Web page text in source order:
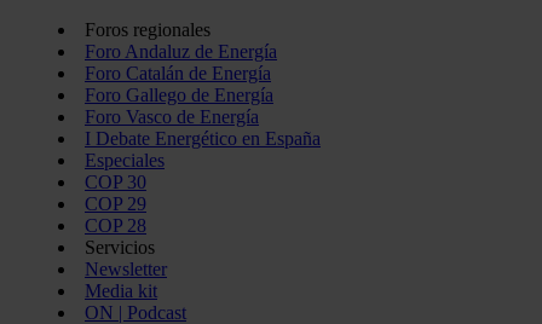
Foros regionales
Foro Andaluz de Energía
Foro Catalán de Energía
Foro Gallego de Energía
Foro Vasco de Energía
I Debate Energético en España
Especiales
COP 30
COP 29
COP 28
Servicios
Newsletter
Media kit
ON | Podcast